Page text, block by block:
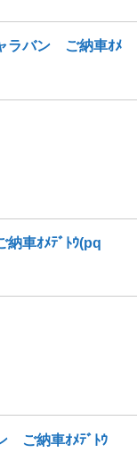
ラバン ご納車ｵﾒ
車ｵﾒﾃﾞﾄｳ(pq
ご納車ｵﾒﾃﾞﾄｳ